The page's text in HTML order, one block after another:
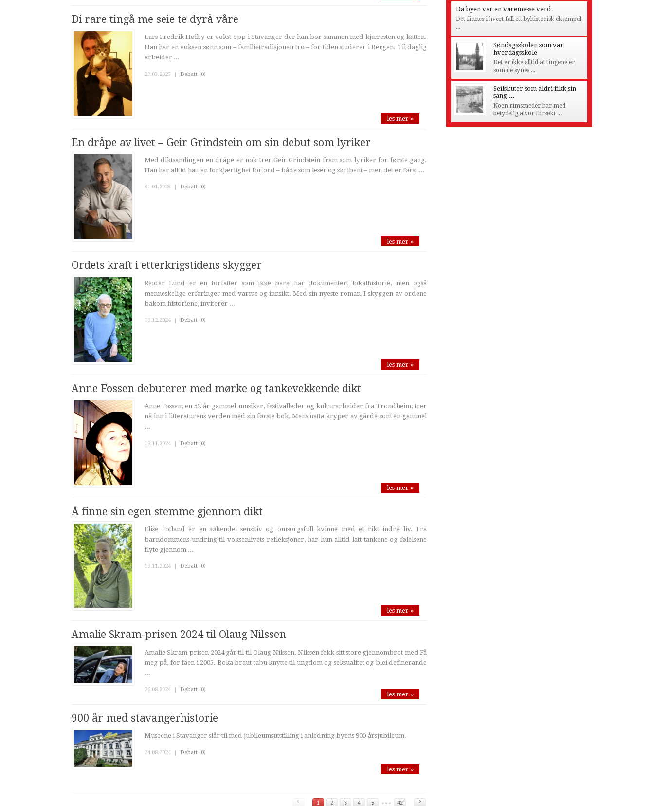
Di rare tingå me seie te dyrå våre
Lars Fredrik Høiby er vokst opp i Stavanger der han bor sammen med kjæresten og katten.
Han har en voksen sønn som – familietradisjonen tro – for tiden studerer i Bergen. Til daglig
arbeider ...
20.03.2025 | Debatt (0)
les mer »
En dråpe av livet – Geir Grindstein om sin debut som lyriker
Med diktsamlingen en dråpe er nok trer Geir Grindstein fram som lyriker for første gang.
Han har alltid hatt en forkjærlighet for ord – både som leser og skribent – men det er først ...
31.01.2025 Debatt (0)
les mer »
Ordets kraft i etterkrigstidens skygger
Reidar Lund er en forfatter som ikke bare har dokumentert lokalhistorie, men også
menneskelige erfaringer med varme og innsikt. Med sin nyeste roman, I skyggen av ordene
bakom historiene, inviterer ...
09.12.2024 | Debatt (0)
les mer »
Anne Fossen debuterer med mørke og tankevekkende dikt
Anne Fossen, en 52 år gammel musiker, festivalleder og kulturarbeider fra Trondheim, trer
nå inn i litteraturens verden med sin første bok, Mens natta kryper av gårde som en gammel
...
19.11.2024 | Debatt (0)
les mer »
Å finne sin egen stemme gjennom dikt
Elise Fotland er en søkende, sensitiv og omsorgsfull kvinne med et rikt indre liv. Fra
barndommens undring til voksenlivets refleksjoner, har hun alltid latt tankene og følelsene
flyte gjennom ...
19.11.2024 Debatt (0)
les mer »
Amalie Skram-prisen 2024 til Olaug Nilssen
Amalie Skram-prisen 2024 går til til Olaug Nilssen. Nilssen fekk sitt store gjennombrot med Få
meg på, for faen i 2005. Boka braut tabu knytte til ungdom og seksualitet og blei definerande
...
26.08.2024 | Debatt (0)
les mer »
900 år med stavangerhistorie
Museene i Stavanger slår til med jubileumsutstilling i anledning byens 900-årsjubileum.
24.08.2024 | Debatt (0)
les mer »
‹ 1 2 3 4 5 42 ›
Da byen var en varemesse verd
Det finnes i hvert fall ett byhistorisk eksempel
...
Søndagsskolen som var
hverdagsskole
Det er ikke alltid at tingene er
som de synes ...
Seilskuter som aldri fikk sin
sang …
Noen rimsmeder har med
betydelig alvor forsøkt ...